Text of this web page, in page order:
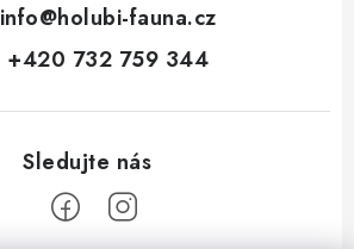
info@holubi-fauna.cz
+420 732 759 344